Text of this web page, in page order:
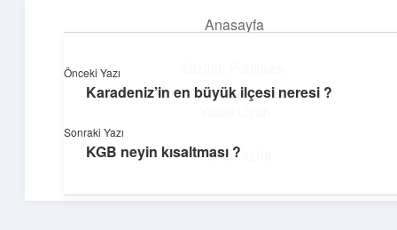
Anasayfa
Hakkımızda
Günlük Hatırlatmalar
Keyifli vakit için kısa ve eğlenceli içerikler.
Önceki Yazı
Karadeniz’in en büyük ilçesi neresi ?
Sonraki Yazı
KGB neyin kısaltması ?